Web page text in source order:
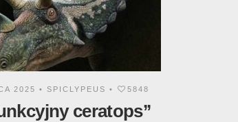
2025 • SPICLYPEUS • 5848
ceratops’’